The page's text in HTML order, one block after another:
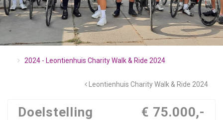
2024 - Leontienhuis Charity Walk & Ride 2024
Leontienhuis Charity Walk & Ride 2024
Doelstelling € 75.000,-